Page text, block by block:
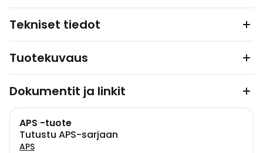
Tekniset tiedot
Tuotekuvaus
Dokumentit ja linkit
APS -tuote
Tutustu APS-sarjaan
APS